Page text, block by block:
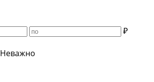
₽
Неважно